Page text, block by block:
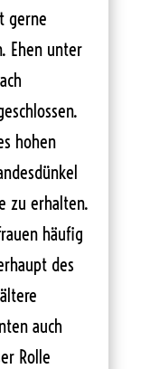
gerne
Ehen unter
hohen
zu erhalten.
häufig
des
auch
Rolle